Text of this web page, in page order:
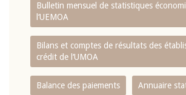
Bulletin mensuel de statistiques
l‘UEMOA
Bilans et comptes de résultats des
crédit de l‘UMOA
Balance des paiements Annuaire